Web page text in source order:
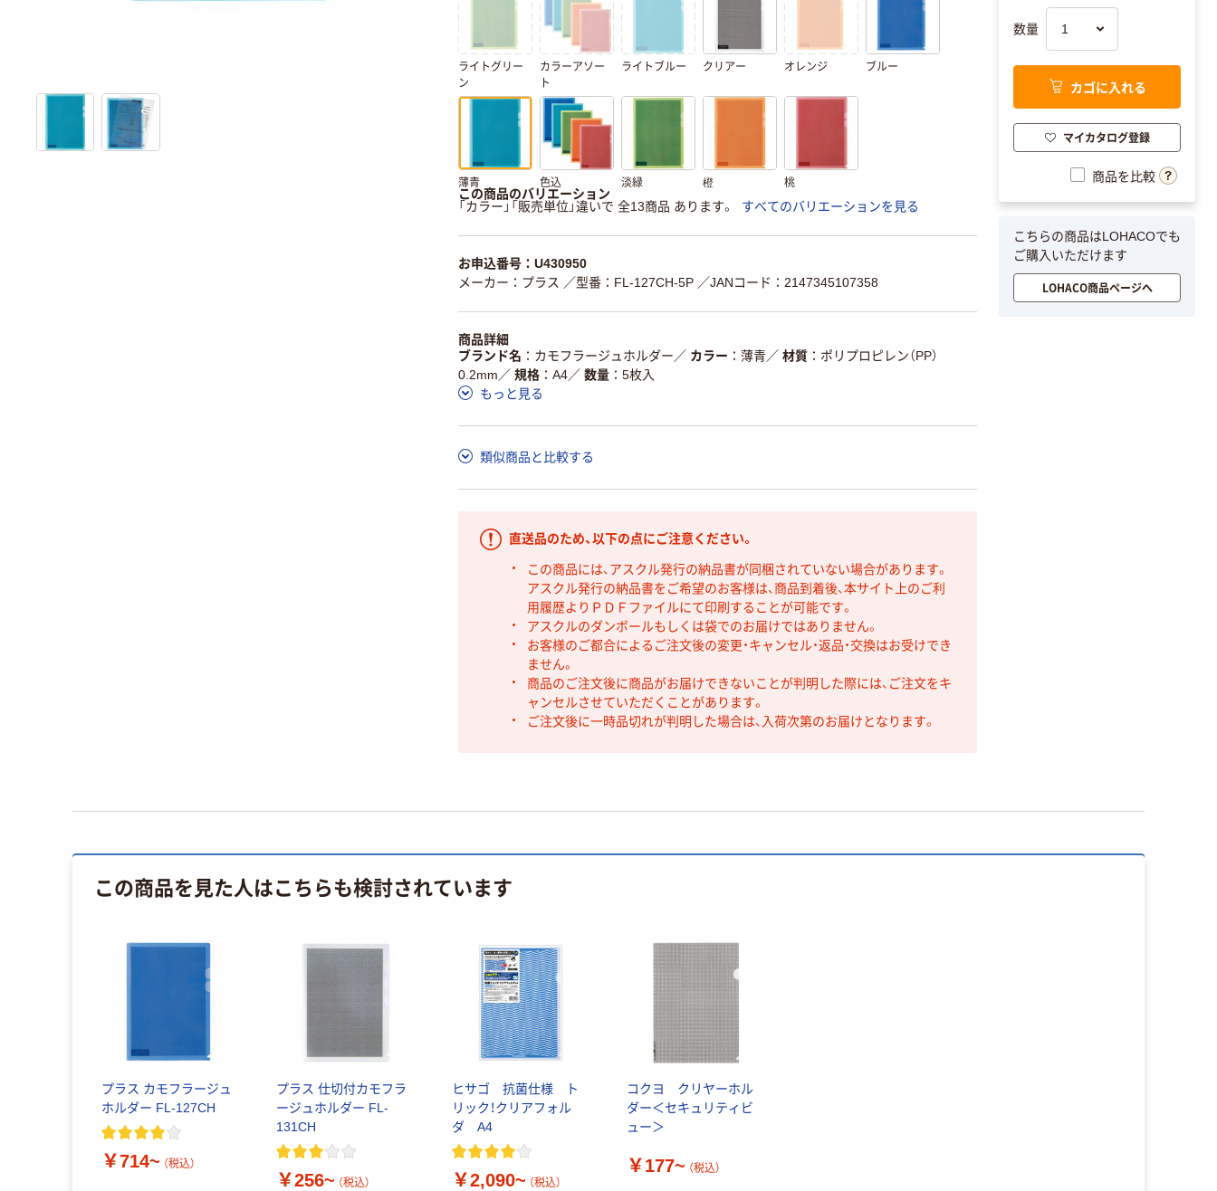
ライトグリー
ン
カラーアソー
ト
ライトブルー クリアー オレンジ ブルー
薄青 色込 淡緑 橙 桃
この商品のバリエーション
「カラー」「販売単位」違いで 全13商品 あります。
すべてのバリエーションを見る
お申込番号：U430950
メーカー：プラス ／型番：FL-127CH-5P ／JANコード：2147345107358
商品詳細
ブランド名
カモフラージュホルダー ／ カラー 薄青／ 材質
ポリプロピレン（PP）
0.2mm ／ 規格 A4／ 数量
5枚入
もっと見る
類似商品と比較する
直送品のため、以下の点にご注意ください。
この商品には、アスクル発行の納品書が同梱されていない場合があります。
アスクル発行の納品書をご希望のお客様は、商品到着後、本サイト上のご利
用履歴よりＰＤＦファイルにて印刷することが可能です。
アスクルのダンボールもしくは袋でのお届けではありません。
お客様のご都合によるご注文後の変更・キャンセル・返品・交換はお受けでき
ません。
商品のご注文後に商品がお届けできないことが判明した際には、ご注文をキ
ャンセルさせていただくことがあります。
ご注文後に一時品切れが判明した場合は、入荷次第のお届けとなります。
数量
カゴに入れる
マイカタログ登録
商品を比較
こちらの商品はLOHACOでも
ご購入いただけます
LOHACO商品ページへ
この商品を見た人はこちらも検討されています
プラス カモフラージュ
ホルダー FL-127CH
￥714~ （税込）
プラス 仕切付カモフラ
ージュホルダー FL-
131CH
￥256~ （税込）
ヒサゴ 抗菌仕様 ト
リック！クリアフォル
ダ A4
￥2,090~ （税込）
コクヨ クリヤーホル
ダー＜セキュリティビ
ュー＞
￥177~ （税込）